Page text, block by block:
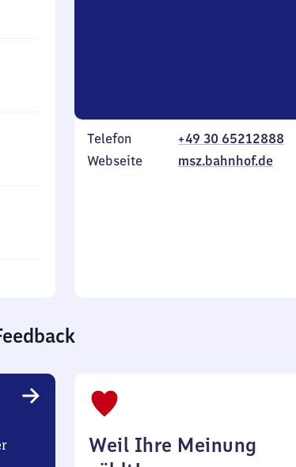
Telefon
+49 30 65212888
Webseite
msz.bahnhof.de
Weil Ihre Meinung